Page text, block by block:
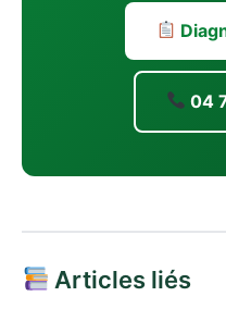
04
Articles liés